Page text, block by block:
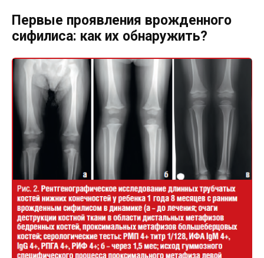
Первые проявления врожденного
сифилиса: как их обнаружить?